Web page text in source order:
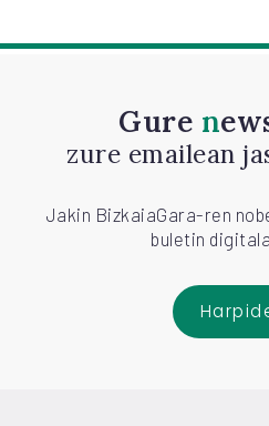
Gure
zure emailean
Jakin BizkaiaGara-ren
buletin